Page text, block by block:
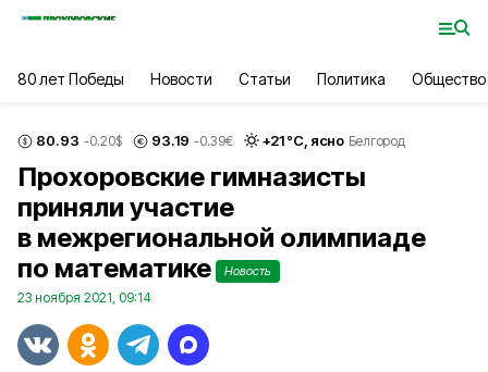
80 лет Победы Новости Статьи Политика Общество
80.93 -0.20$ 93.19 -0.39€ +21°С, ясно Белгород
Прохоровские гимназисты
приняли участие
в межрегиональной олимпиаде
по математике
Новость
23 ноября 2021, 09:14